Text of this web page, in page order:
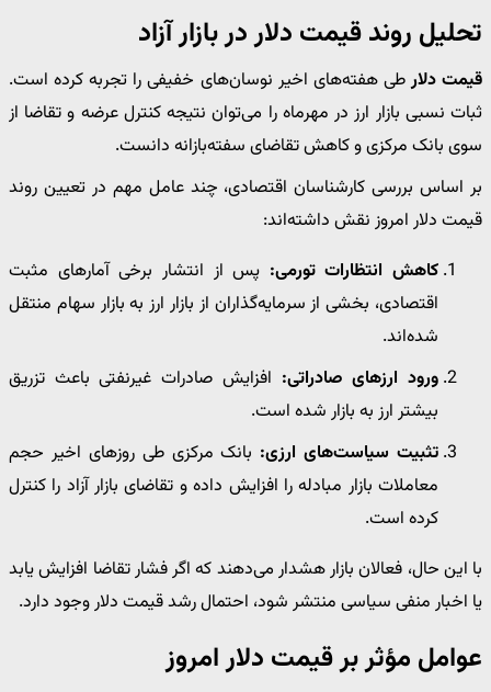
تحلیل روند قیمت دلار در بازار آزاد
قیمت دلارطی هفته‌های اخیر نوسان‌های خفیفی را تجربه کرده است.
ثبات نسبی بازار ارز در مهرماه را می‌توان نتیجه کنترل عرضه و تقاضا از
سوی بانک مرکزی و کاهش تقاضای سفته‌بازانه دانست.
بر اساس بررسی کارشناسان اقتصادی، چند عامل مهم در تعیین روند
قیمت دلار امروز نقش داشته‌اند:
کاهش انتظارات تورمی: پس از انتشار برخی آمارهای مثبت
اقتصادی، بخشی از سرمایه‌گذاران از بازار ارز به بازار سهام منتقل
شده‌اند.
ورود ارزهای صادراتی: افزایش صادرات غیرنفتی باعث تزریق
بیشتر ارز به بازار شده است.
تثبیت سیاست‌های ارزی: بانک مرکزی طی روزهای اخیر حجم
معاملات بازار مبادله را افزایش داده و تقاضای بازار آزاد را کنترل
کرده است.
با این حال، فعالان بازار هشدار می‌دهند که اگر فشار تقاضا افزایش یابد
یا اخبار منفی سیاسی منتشر شود، احتمال رشد قیمت دلار وجود دارد.
عوامل مؤثر بر قیمت دلار امروز